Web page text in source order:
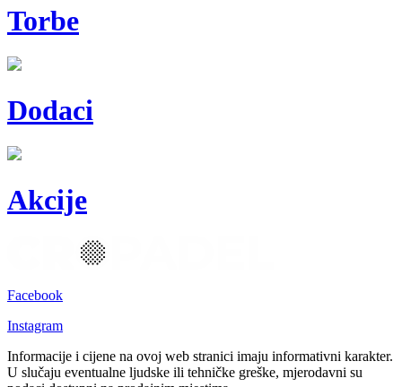
Torbe
Dodaci
Akcije
Facebook
Instagram
Informacije i cijene na ovoj web stranici imaju informativni karakter.
U slučaju eventualne ljudske ili tehničke greške, mjerodavni su